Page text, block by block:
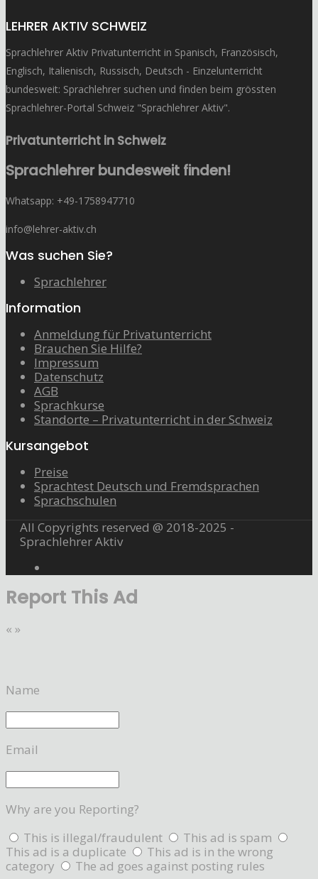
LEHRER AKTIV SCHWEIZ
Sprachlehrer Aktiv Privatunterricht in Spanisch, Französisch,
Englisch, Italienisch, Russisch, Deutsch - Einzelunterricht
bundesweit: Sprachlehrer suchen und finden beim grössten
Sprachlehrer-Portal Schweiz "Sprachlehrer Aktiv".
Privatunterricht in Schweiz
Sprachlehrer bundesweit finden!
Whatsapp: ‭+49-1758947710
info@lehrer-aktiv.ch
Was suchen Sie?
Sprachlehrer
Information
Anmeldung für Privatunterricht
Brauchen Sie Hilfe?
Impressum
Datenschutz
AGB
Sprachkurse
Standorte – Privatunterricht in der Schweiz
Kursangebot
Preise
Sprachtest Deutsch und Fremdsprachen
Sprachschulen
All Copyrights reserved @ 2018-2025 -
Sprachlehrer Aktiv
Report This Ad
« »
Name
Email
Why are you Reporting?
This is illegal/fraudulent
This ad is spam
This ad is a duplicate
This ad is in the wrong
category
The ad goes against posting rules